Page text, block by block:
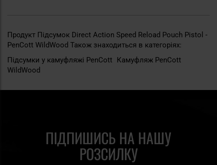
Продукт Підсумок Direct Action Speed Reload Pouch Pistol -
PenCott WildWood Також знаходиться в категоріях:
Підсумки у камуфляжі PenCott
Камуфляж PenCott
WildWood
ПІДПИШИСЬ НА НАШУ
РОЗСИЛКУ